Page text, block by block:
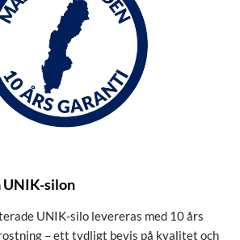
UNIK-silon
UNIK-silo levereras med 10 års
– ett tydligt bevis på kvalitet och